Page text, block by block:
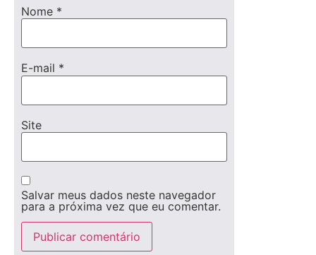
Nome *
E-mail *
Site
Salvar meus dados neste navegador
para a próxima vez que eu comentar.